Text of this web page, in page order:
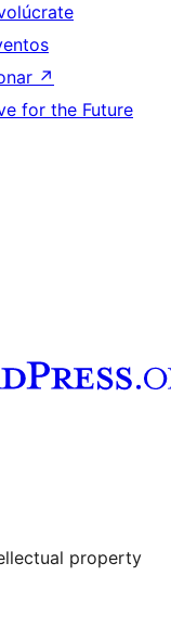
↗
for the Future
property